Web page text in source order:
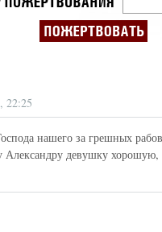
22:25
нашего за грешных
девушку хорошую,